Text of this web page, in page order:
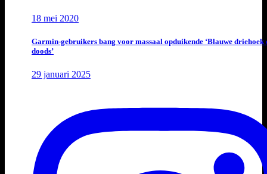
18 mei 2020
Garmin-gebruikers bang voor massaal opduikende ‘Blauwe driehoek
doods’
29 januari 2025